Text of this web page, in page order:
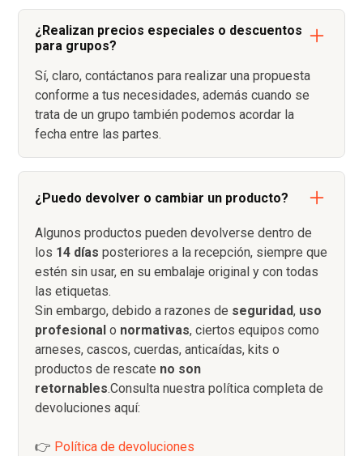
¿Realizan precios especiales o descuentos
para grupos?
Sí, claro, contáctanos para realizar una propuesta
conforme a tus necesidades, además cuando se
trata de un grupo también podemos acordar la
fecha entre las partes.
¿Puedo devolver o cambiar un producto?
Algunos productos pueden devolverse dentro de
los 14 días posteriores a la recepción, siempre que
estén sin usar, en su embalaje original y con todas
las etiquetas.
Sin embargo, debido a razones de seguridad, uso
profesional o normativas, ciertos equipos como
arneses, cascos, cuerdas, anticaídas, kits o
productos de rescate no son
retornables.Consulta nuestra política completa de
devoluciones aquí:
👉 Política de devoluciones